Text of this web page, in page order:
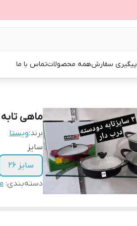
پیگیری سفارشهمه محصولاتتماس با ما
ماهی
برند:ویستا
سایز
سایز ۲۶
دسته‌بندی: